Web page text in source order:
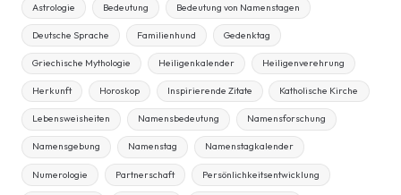
Astrologie Bedeutung Bedeutung von Namenstagen
Deutsche Sprache Familienhund Gedenktag
Griechische Mythologie Heiligenkalender Heiligenverehrung
Herkunft Horoskop Inspirierende Zitate Katholische Kirche
Lebensweisheiten Namensbedeutung Namensforschung
Namensgebung Namenstag Namenstagkalender
Numerologie Partnerschaft Persönlichkeitsentwicklung